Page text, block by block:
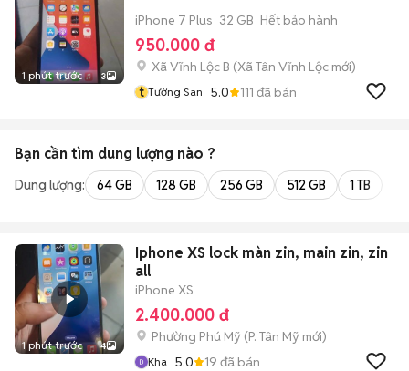
1 phút trước 3
iPhone 7 Plus 32 GB Hết bảo hành
950.000 đ
Xã Vĩnh Lộc B (Xã Tân Vĩnh Lộc mới)
t Tường San 5.0 111 đã bán
Bạn cần tìm dung lượng nào ?
Dung lượng: 64 GB 128 GB 256 GB 512 GB 1 TB
1 phút trước 4
Iphone XS lock màn zin, main zin, zin
all
iPhone XS
2.400.000 đ
Phường Phú Mỹ (P. Tân Mỹ mới)
Kha 5.0 19 đã bán